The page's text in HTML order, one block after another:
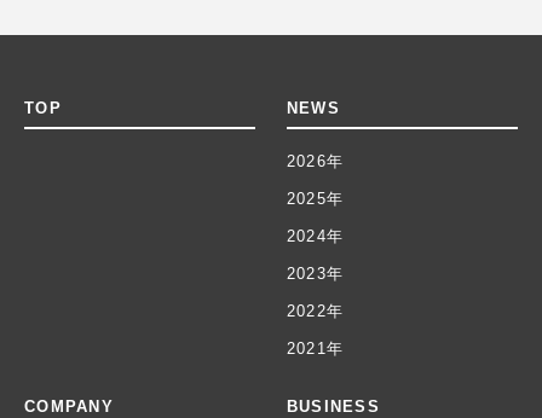
TOP NEWS
2026年
2025年
2024年
2023年
2022年
2021年
COMPANY BUSINESS